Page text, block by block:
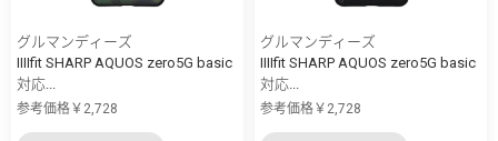
グルマンディーズ
IIIIfit SHARP AQUOS zero5G basic
対応...
参考価格￥2,728
グルマンディーズ
IIIIfit SHARP AQUOS zero5G basic
対応...
参考価格￥2,728